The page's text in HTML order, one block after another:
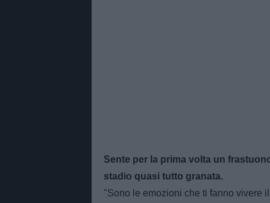
Sente per la prima volta un
stadio quasi tutto granata.
"Sono le emozioni che ti fanno vivere